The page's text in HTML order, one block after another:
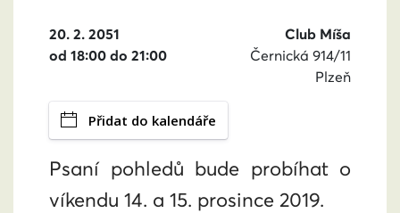
20. 2. 2051
od 18:00 do 21:00
Club Míša
Černická 914/11
Plzeň
Přidat do kalendáře
Psaní pohledů bude probíhat o
víkendu 14. a 15. prosince 2019.